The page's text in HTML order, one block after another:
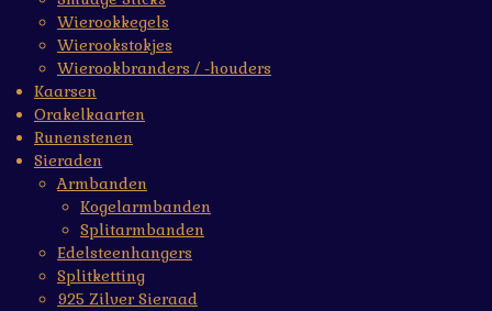
Wierookkegels
Wierookstokjes
Wierookbranders / -houders
Kaarsen
Orakelkaarten
Runenstenen
Sieraden
Armbanden
Kogelarmbanden
Splitarmbanden
Edelsteenhangers
Splitketting
925 Zilver Sieraad